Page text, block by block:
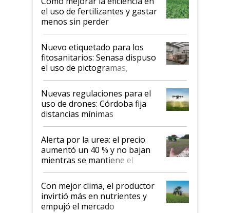
el uso de fertilizantes y gastar
menos sin perder
productividad en la campaña
fina
Nuevo etiquetado para los
fitosanitarios: Senasa dispuso
el uso de pictogramas,
palabras de advertencia e
indicaciones
Nuevas regulaciones para el
uso de drones: Córdoba fija
distancias mínimas
Alerta por la urea: el precio
aumentó un 40 % y no bajan
mientras se mantiene el
conflicto en Medio Oriente
Con mejor clima, el productor
invirtió más en nutrientes y
empujó el mercado